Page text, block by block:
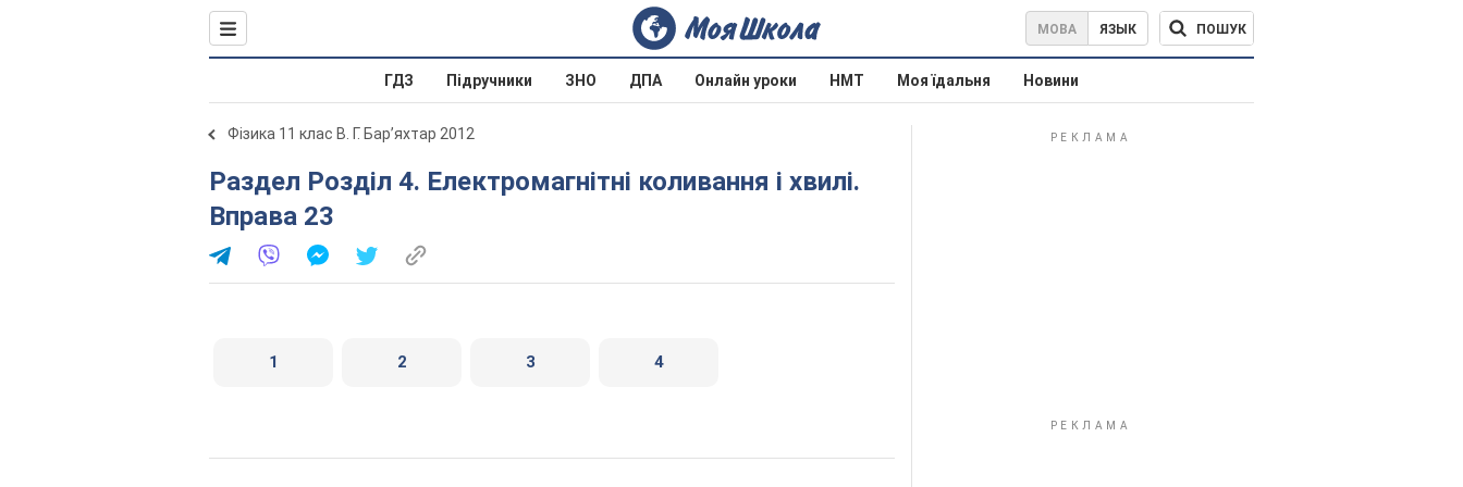
МОВА ЯЗЫК ПОШУК
ГДЗ Підручники ЗНО ДПА Онлайн уроки НМТ Моя їдальня Новини
Фізика 11 клас В. Г. Бар’яхтар 2012
Раздел Розділ 4. Електромагнітні коливання і хвилі.
Вправа 23
1 2 3 4